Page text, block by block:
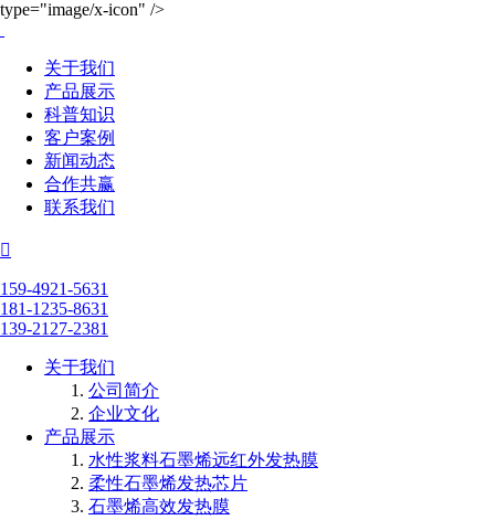
type="image/x-icon" />
关于我们
产品展示
科普知识
客户案例
新闻动态
合作共赢
联系我们

159-4921-5631
181-1235-8631
139-2127-2381
关于我们
公司简介
企业文化
产品展示
水性浆料石墨烯远红外发热膜
柔性石墨烯发热芯片
石墨烯高效发热膜